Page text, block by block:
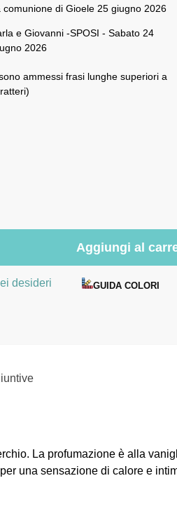
comunione di Gioele 25 giugno 2026
e Giovanni -SPOSI - Sabato 24
2026
ammessi frasi lunghe superiori a
Aggiungi al
desideri GUIDA COLORI
La profumazione è alla
una sensazione di calore e